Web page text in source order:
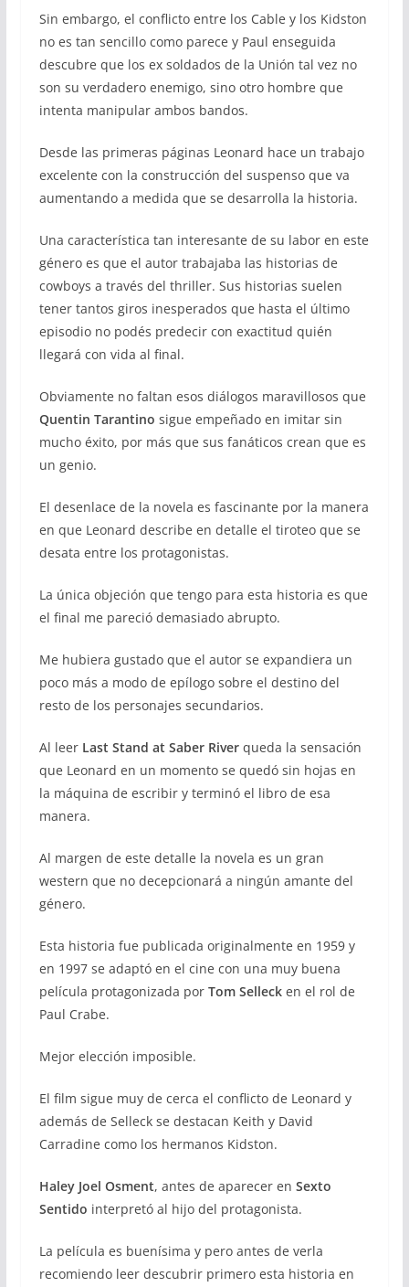
Sin embargo, el conflicto entre los Cable y los Kidston
no es tan sencillo como parece y Paul enseguida
descubre que los ex soldados de la Unión tal vez no
son su verdadero enemigo, sino otro hombre que
intenta manipular ambos bandos.
Desde las primeras páginas Leonard hace un trabajo
excelente con la construcción del suspenso que va
aumentando a medida que se desarrolla la historia.
Una característica tan interesante de su labor en este
género es que el autor trabajaba las historias de
cowboys a través del thriller. Sus historias suelen
tener tantos giros inesperados que hasta el último
episodio no podés predecir con exactitud quién
llegará con vida al final.
Obviamente no faltan esos diálogos maravillosos que
Quentin Tarantino sigue empeñado en imitar sin
mucho éxito, por más que sus fanáticos crean que es
un genio.
El desenlace de la novela es fascinante por la manera
en que Leonard describe en detalle el tiroteo que se
desata entre los protagonistas.
La única objeción que tengo para esta historia es que
el final me pareció demasiado abrupto.
Me hubiera gustado que el autor se expandiera un
poco más a modo de epílogo sobre el destino del
resto de los personajes secundarios.
Al leer Last Stand at Saber Riverqueda la sensación
que Leonard en un momento se quedó sin hojas en
la máquina de escribir y terminó el libro de esa
manera.
Al margen de este detalle la novela es un gran
western que no decepcionará a ningún amante del
género.
Esta historia fue publicada originalmente en 1959 y
en 1997 se adaptó en el cine con una muy buena
película protagonizada por Tom Sellecken el rol de
Paul Crabe.
Mejor elección imposible.
El film sigue muy de cerca el conflicto de Leonard y
además de Selleck se destacan Keith y David
Carradine como los hermanos Kidston.
Haley Joel Osment, antes de aparecer en Sexto
Sentido interpretó al hijo del protagonista.
La película es buenísima y pero antes de verla
recomiendo leer descubrir primero esta historia en